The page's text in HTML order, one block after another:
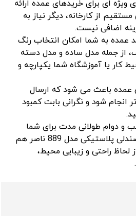
‌ای برای خریدهای عمده ارائه
از کارخانه، دیگر نیاز به
اضافی نیست.
عمده به شما امکان انتخاب رنگ‌
از جمله مدل ساده و مدل دسته
کار یا آموزشگاه شما یکپارچه و
باعث می ‌شود که ارسال
انجام شود و نگرانی بابت کمبود
و دوام طولانی ‌مدت برای شما
مهم است، خرید عمده صندلی پلاستیکی مدل 889 ناصر هم
لحاظ راحتی و زیبایی محیط،